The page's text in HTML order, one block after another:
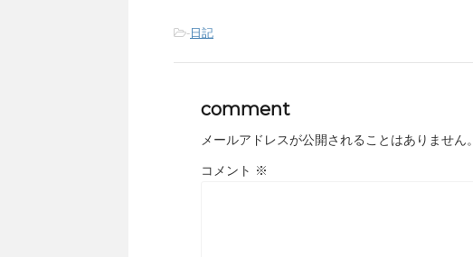
- 日記
comment
メールアドレスが公開されることはありません。
コメント ※